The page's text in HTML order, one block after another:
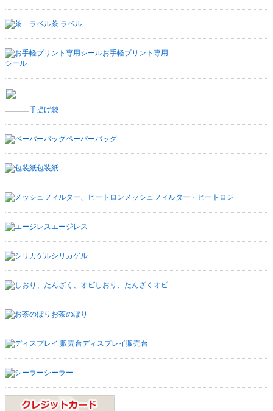
茶 ラベル
お手軽プリント専用
シール
手提げ袋
ペーパーバッグ
包装紙
メッシュフィルター・ヒートロン
エージレス
シリカゲル
しおり、たんざくオビ
お茶のぼり
ディスプレイ販売台
シーラー